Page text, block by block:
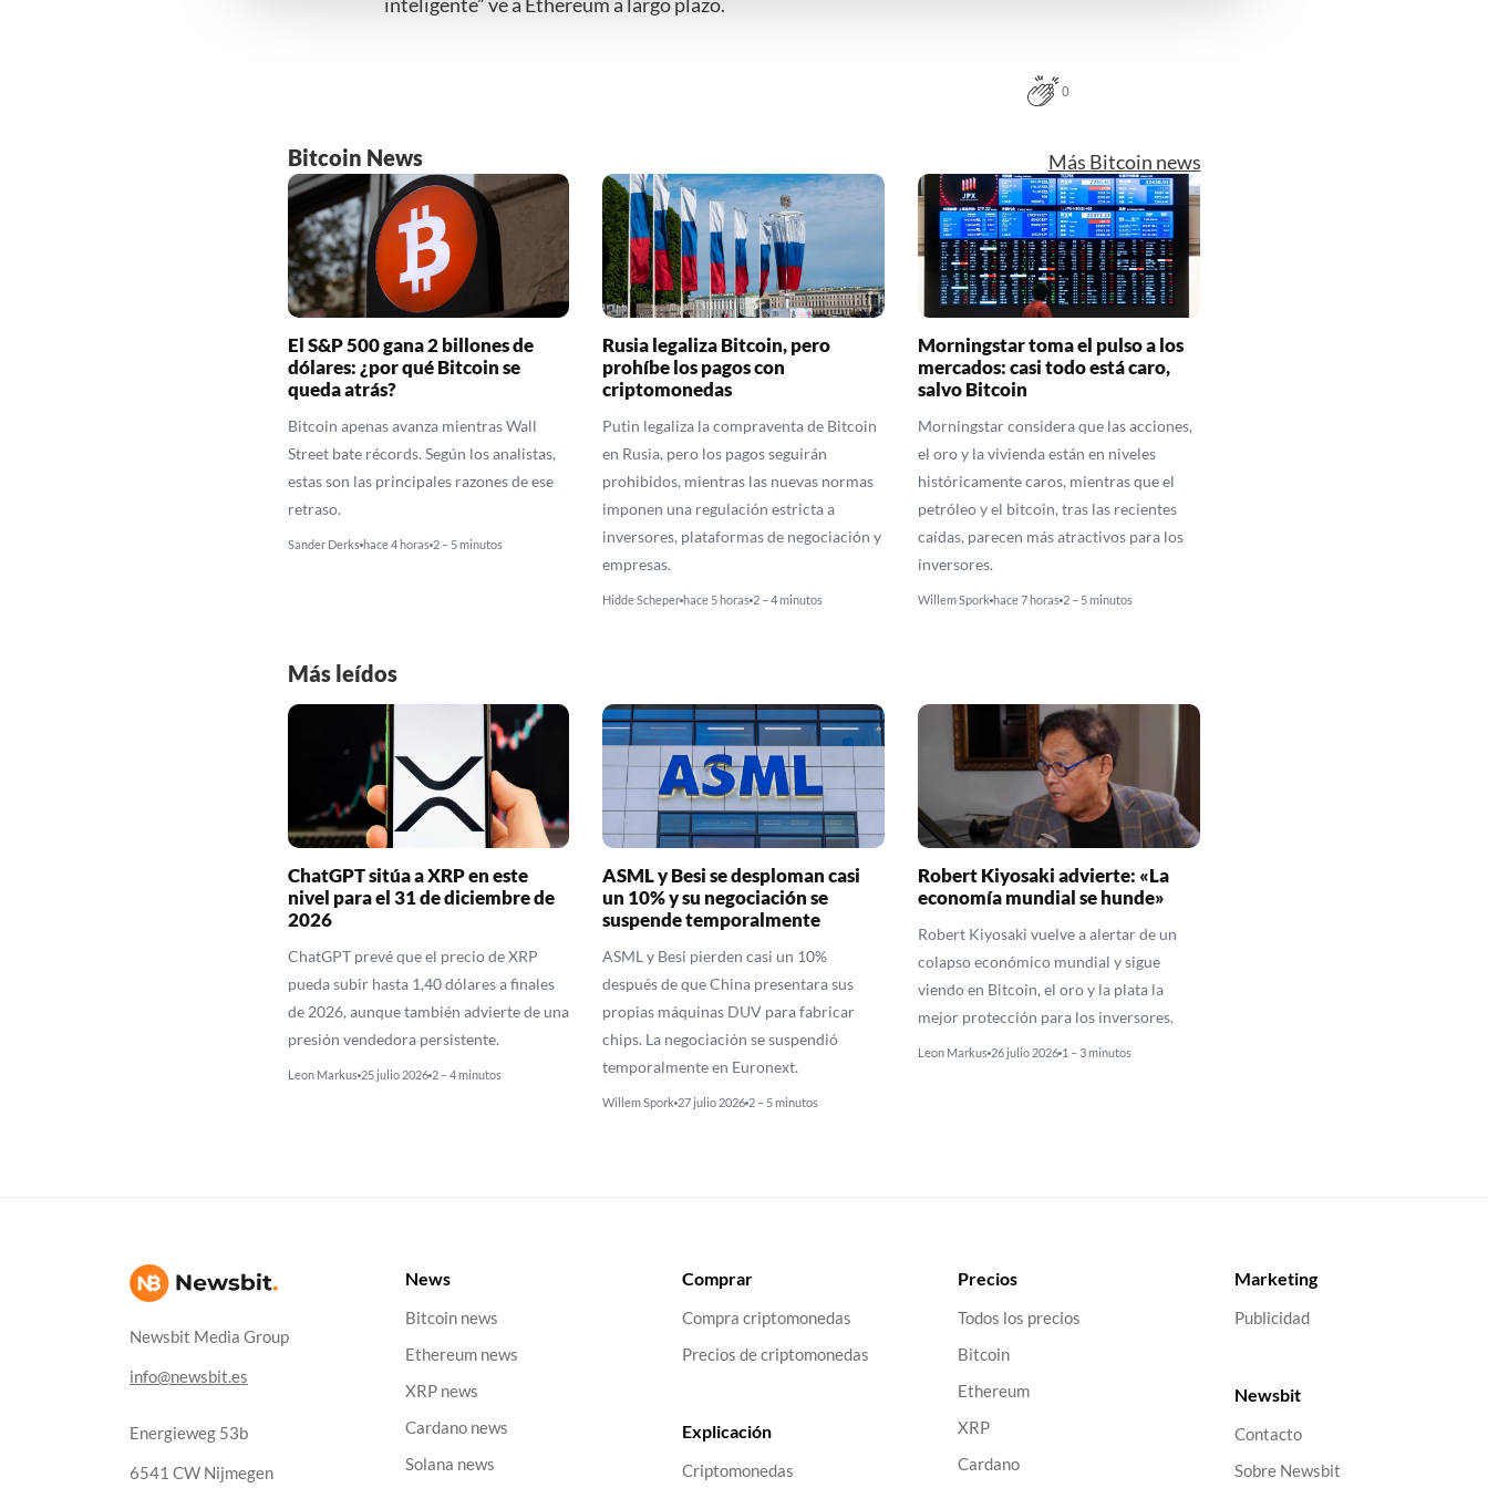
gerechtvaardigd belang. U kunt uw privacy-instellingen te allen tijde inzien en bijwerken door op de tekst 'cookies' te klikken
0
Bitcoin News Más Bitcoin news
El S&P 500 gana 2 billones de
dólares: ¿por qué Bitcoin se
queda atrás?
Bitcoin apenas avanza mientras Wall
Street bate récords. Según los analistas,
estas son las principales razones de ese
retraso.
Sander Derks hace 4 horas 2 – 5 minutos
Rusia legaliza Bitcoin, pero
prohíbe los pagos con
criptomonedas
Putin legaliza la compraventa de Bitcoin
en Rusia, pero los pagos seguirán
prohibidos, mientras las nuevas normas
imponen una regulación estricta a
inversores, plataformas de negociación y
empresas.
Hidde Scheper hace 5 horas 2 – 4 minutos
Morningstar toma el pulso a los
mercados: casi todo está caro,
salvo Bitcoin
Morningstar considera que las acciones,
el oro y la vivienda están en niveles
históricamente caros, mientras que el
petróleo y el bitcoin, tras las recientes
caídas, parecen más atractivos para los
inversores.
Willem Spork hace 7 horas 2 – 5 minutos
Más leídos
ChatGPT sitúa a XRP en este
nivel para el 31 de diciembre de
2026
ChatGPT prevé que el precio de XRP
pueda subir hasta 1,40 dólares a finales
de 2026, aunque también advierte de una
presión vendedora persistente.
Leon Markus 25 julio 2026 2 – 4 minutos
ASML y Besi se desploman casi
un 10% y su negociación se
suspende temporalmente
ASML y Besi pierden casi un 10%
después de que China presentara sus
propias máquinas DUV para fabricar
chips. La negociación se suspendió
temporalmente en Euronext.
Willem Spork 27 julio 2026 2 – 5 minutos
Robert Kiyosaki advierte: «La
economía mundial se hunde»
Robert Kiyosaki vuelve a alertar de un
colapso económico mundial y sigue
viendo en Bitcoin, el oro y la plata la
mejor protección para los inversores.
Leon Markus 26 julio 2026 1 – 3 minutos
Newsbit Media Group
info@newsbit.es
Energieweg 53b
6541 CW Nijmegen
News
Bitcoin news
Ethereum news
XRP news
Cardano news
Solana news
Comprar
Compra criptomonedas
Precios de criptomonedas
Explicación
Criptomonedas
Precios
Todos los precios
Bitcoin
Ethereum
XRP
Cardano
Marketing
Publicidad
Newsbit
Contacto
Sobre Newsbit